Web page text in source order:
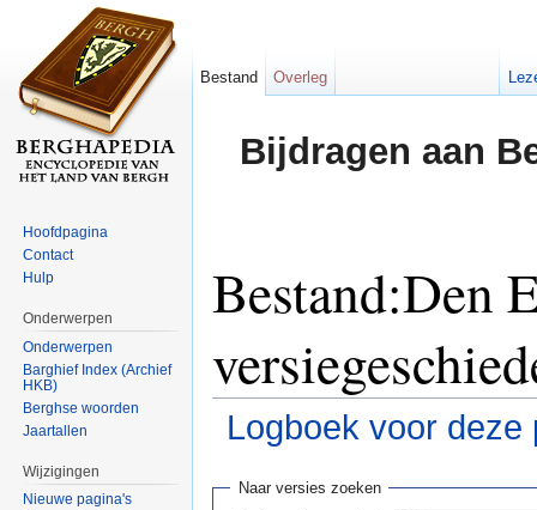
Bijdragen aan
Bestand:Den
Logboek voor deze
Naar versies zoeken
Bestand Overleg
Hoofdpagina
Contact
Hulp
Onderwerpen
Onderwerpen
Barghief Index (Archief
HKB)
Berghse woorden
Jaartallen
Wijzigingen
Nieuwe pagina's